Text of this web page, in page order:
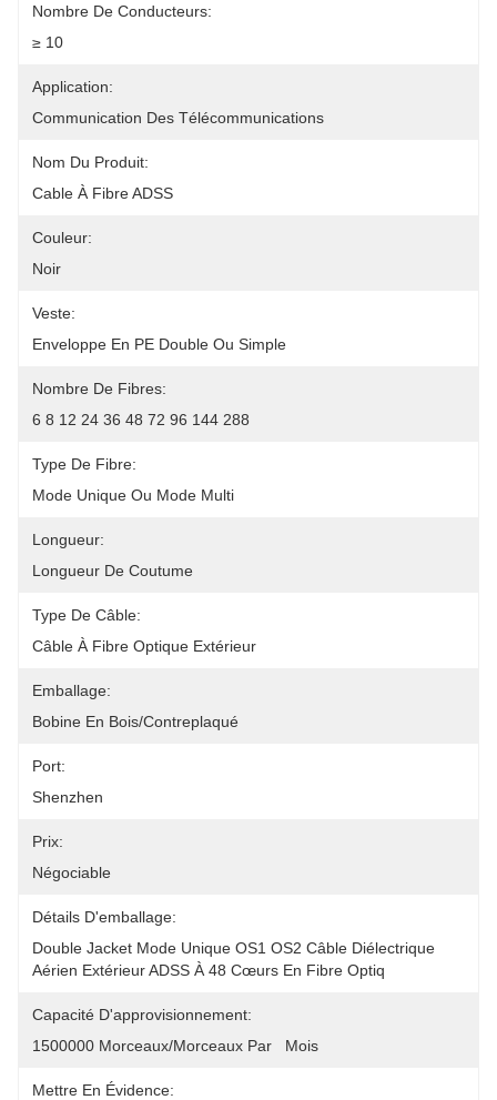
Nombre De Conducteurs:
≥ 10
Application:
Communication Des Télécommunications
Nom Du Produit:
Cable À Fibre ADSS
Couleur:
Noir
Veste:
Enveloppe En PE Double Ou Simple
Nombre De Fibres:
6 8 12 24 36 48 72 96 144 288
Type De Fibre:
Mode Unique Ou Mode Multi
Longueur:
Longueur De Coutume
Type De Câble:
Câble À Fibre Optique Extérieur
Emballage:
Bobine En Bois/contreplaqué
Port:
Shenzhen
Prix:
Négociable
Détails D'emballage:
Double Jacket Mode Unique OS1 OS2 Câble Diélectrique
Aérien Extérieur ADSS À 48 Cœurs En Fibre Optiq
Capacité D'approvisionnement:
1500000 Morceaux/morceaux Par   Mois
Mettre En Évidence: